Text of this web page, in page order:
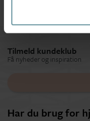
Tilmeld kundeklub
Få nyheder og inspiration
Har du brug for